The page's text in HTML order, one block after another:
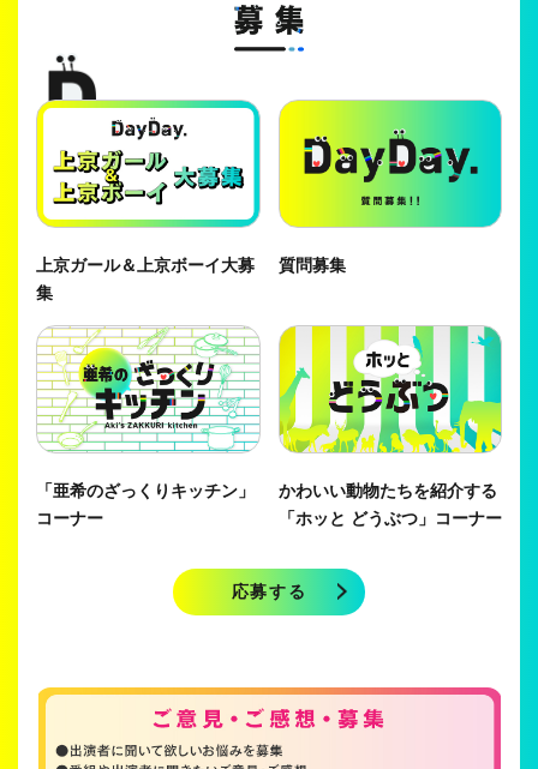
上京ガール＆上京ボーイ大募
集
質問募集
「亜希のざっくりキッチン」
コーナー
かわいい動物たちを紹介する
「ホッと どうぶつ」コーナー
応募する